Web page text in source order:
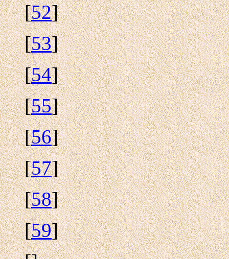
[52]
[53]
[54]
[55]
[56]
[57]
[58]
[59]